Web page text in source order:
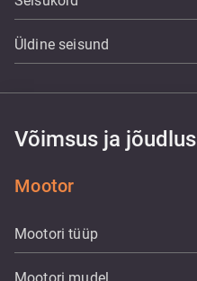
Üldine seisund
Võimsus ja jõudlus
Mootor
Mootori tüüp